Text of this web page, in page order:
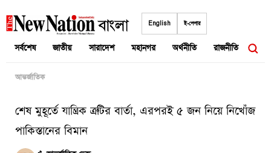
to
English ই-পেপার
সর্বশেষ জাতীয় সারাদেশ মহানগর অর্থনীতি রাজনীতি
আন্তর্জাতিক
শেষ মুহূর্তে যান্ত্রিক ত্রুটির বার্তা, এরপরই ৫ জন নিয়ে নিখোঁজ
পাকিস্তানের বিমান